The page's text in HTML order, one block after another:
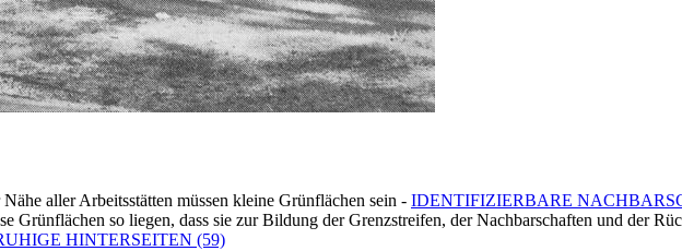
aller Arbeitsstätten müssen kleine Grünflächen sein - IDENTIFIZIERBARE
Grünflächen so liegen, dass sie zur Bildung der Grenzstreifen, der Nachbarschaften und der
HINTERSEITEN (59)